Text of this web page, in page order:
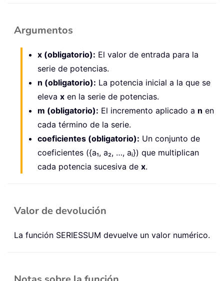
Argumentos
x (obligatorio): El valor de entrada para la
serie de potencias.
n (obligatorio): La potencia inicial a la que se
eleva x en la serie de potencias.
m (obligatorio): El incremento aplicado a n en
cada término de la serie.
coeficientes (obligatorio): Un conjunto de
coeficientes ({a₁, a₂, …, aᵢ}) que multiplican
cada potencia sucesiva de x.
Valor de devolución
La función SERIESSUM devuelve un valor numérico.